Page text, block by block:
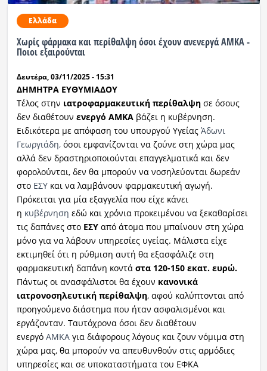
Κόσμος
Ραδιόφωνο
Εκπομπές
Πολιτισμός
Ελλάδα
Χωρίς φάρμακα και περίθαλψη όσοι έχουν ανενεργά ΑΜΚΑ -
Ποιοι εξαιρούνται
Δευτέρα, 03/11/2025 - 15:31
ΔΗΜΗΤΡΑ ΕΥΘΥΜΙΑΔΟΥ
Τέλος στην ιατροφαρμακευτική περίθαλψησε όσους
δεν διαθέτουν ενεργό ΑΜΚΑβάζει η κυβέρνηση.
Ειδικότερα με απόφαση του υπουργού ΥγείαςΆδωνι
Γεωργιάδη,όσοι εμφανίζονται να ζούνε στη χώρα μας
αλλά δεν δραστηριοποιούνται επαγγελματικά και δεν
φορολούνται, δεν θα μπορούν να νοσηλεύονται δωρεάν
στο ΕΣΥ και να λαμβάνουν φαρμακευτική αγωγή.
Πρόκειται για μία εξαγγελία που είχε κάνει
η κυβέρνηση εδώ και χρόνια προκειμένου να ξεκαθαρίσει
τις δαπάνες στο ΕΣΥαπό άτομα που μπαίνουν στη χώρα
μόνο για να λάβουν υπηρεσίες υγείας. Μάλιστα είχε
εκτιμηθεί ότι η ρύθμιση αυτή θα εξασφάλιζε στη
φαρμακευτική δαπάνη κοντά στα 120-150 εκατ. ευρώ.
Πάντως οι ανασφάλιστοι θα έχουν κανονικά
ιατρονοσηλευτική περίθαλψη, αφού καλύπτονται από
προηγούμενο διάστημα που ήταν ασφαλισμένοι και
εργάζονταν. Ταυτόχρονα όσοι δεν διαθέτουν
ενεργό ΑΜΚΑ για διάφορους λόγους και ζουν νόμιμα στη
χώρα μας, θα μπορούν να απευθυνθούν στις αρμόδιες
υπηρεσίες και σε υποκαταστήματα του ΕΦΚΑ